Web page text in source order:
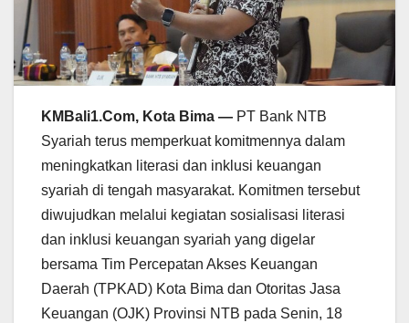
KMBali1.Com, Kota Bima — PT Bank NTB
Syariah terus memperkuat komitmennya dalam
meningkatkan literasi dan inklusi keuangan
syariah di tengah masyarakat. Komitmen tersebut
diwujudkan melalui kegiatan sosialisasi literasi
dan inklusi keuangan syariah yang digelar
bersama Tim Percepatan Akses Keuangan
Daerah (TPKAD) Kota Bima dan Otoritas Jasa
Keuangan (OJK) Provinsi NTB pada Senin, 18